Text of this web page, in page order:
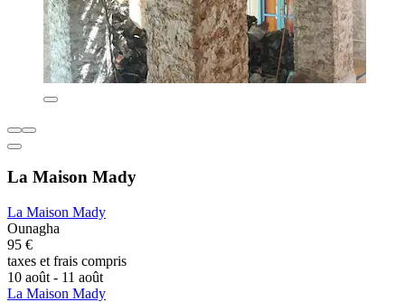
La Maison Mady
La Maison Mady
Ounagha
95 €
taxes et frais compris
10 août - 11 août
La Maison Mady